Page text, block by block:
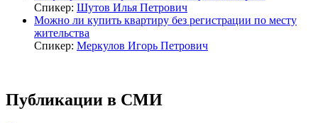
Спикер: Шутов Илья Петрович
Можно ли купить квартиру без регистрации по месту
жительства
Спикер: Меркулов Игорь Петрович
Публикации в СМИ